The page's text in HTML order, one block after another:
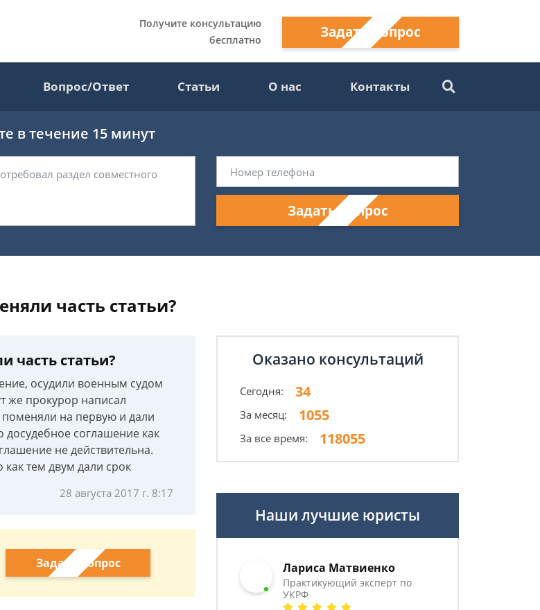
Получите консультацию
бесплатно
Задать вопрос
Вопрос/Ответ Статьи О нас Контакты
в течение 15 минут
Задать вопрос
часть статьи?
часть статьи?
осудили военным судом
же прокурор написал
на первую и дали
досудебное соглашение как
не действительна.
тем двум дали срок
28 августа 2017 г. 8:17
Задать вопрос
Оказано консультаций
Сегодня: 34
За месяц: 1055
За все время: 118055
Наши лучшие юристы
Лариса Матвиенко
Практикующий эксперт по
УКРФ